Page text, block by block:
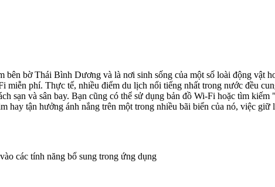
bên bờ Thái Bình Dương và là nơi sinh sống của một số loài động
miễn phí. Thực tế, nhiều điểm du lịch nổi tiếng nhất trong nước đều
sạn và sân bay. Bạn cũng có thể sử dụng bản đồ Wi-Fi hoặc tìm
hay tận hưởng ánh nắng trên một trong nhiều bãi biển của nó, việc
các tính năng bổ sung trong ứng dụng